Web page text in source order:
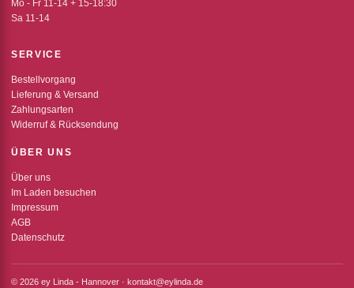
Mo - Fr 11-14 + 15-18:30
Sa 11-14
SERVICE
Bestellvorgang
Lieferung & Versand
Zahlungsarten
Widerruf & Rücksendung
ÜBER UNS
Über uns
Im Laden besuchen
Impressum
AGB
Datenschutz
© 2026 ey Linda - Hannover · kontakt@eylinda.de